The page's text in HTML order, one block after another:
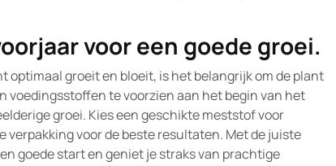
voor een goede groei.
optimaal groeit en bloeit, is het belangrijk om de plant
voedingsstoffen te voorzien aan het begin van het
groei. Kies een geschikte meststof voor
voor de beste resultaten. Met de juiste
goede start en geniet je straks van prachtige